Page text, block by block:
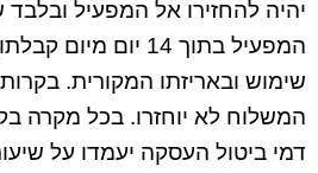
יהיה להחזירו אל המפעיל ובלבד
המפעיל בתוך 14 יום
שימוש ובאריזתו המקורית.
המשלוח לא יוחזרו. בכל מקרה